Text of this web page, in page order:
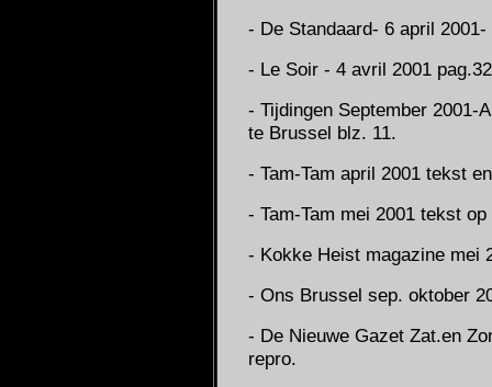
- De Standaard- 6 april
- Le Soir - 4 avril 2001
- Tijdingen September 2001-
te Brussel blz. 11.
- Tam-Tam april 2001 tekst
- Tam-Tam mei 2001 tekst
- Kokke Heist magazine mei
- Ons Brussel sep. oktober
- De Nieuwe Gazet Zat.en
repro.